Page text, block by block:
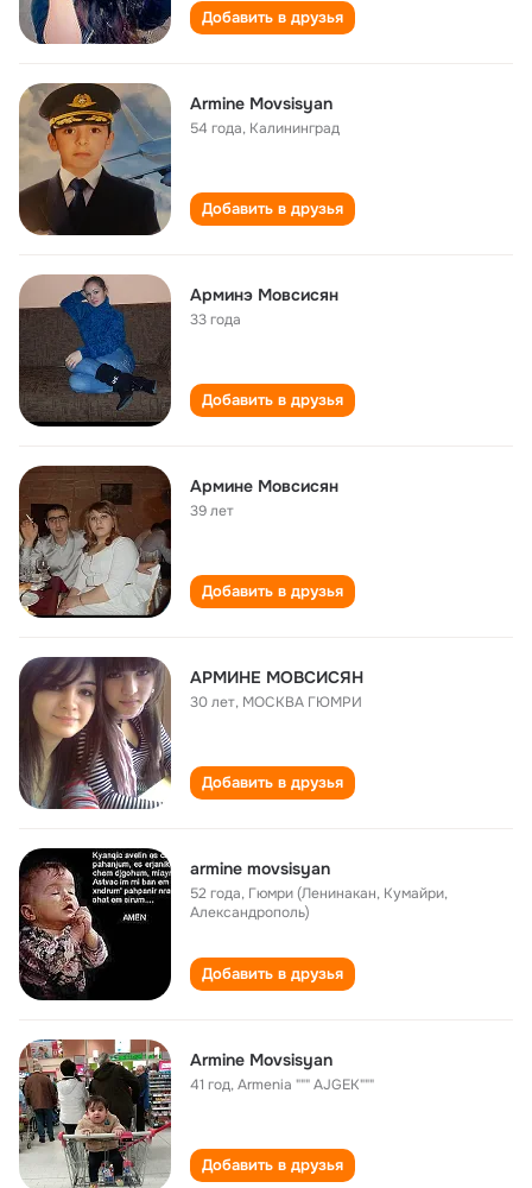
Добавить в друзья
Armine Movsisyan
54 года, Калининград
Добавить в друзья
Арминэ Мовсисян
33 года
Добавить в друзья
Армине Мовсисян
39 лет
Добавить в друзья
АРМИНЕ МОВСИСЯН
30 лет, МОСКВА ГЮМРИ
Добавить в друзья
armine movsisyan
52 года, Гюмри (Ленинакан, Кумайри,
Александрополь)
Добавить в друзья
Armine Movsisyan
41 год,Armenia """ AJGEK"""
Добавить в друзья